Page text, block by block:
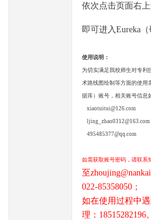
依次点击页面右
即可进入Eureka
使用说明：
为切实满足我校师生对专利
术路线图绘制等方面的使用
据库）账号，相关账号信息
xiaotuitui@126.com
ljing_zhao0312@163.com
495485377@qq.com
如需获取账号密码，请联系
至
022-85358050；
如在使用过程中
理：18515282196。